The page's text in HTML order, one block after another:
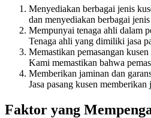
Menyediakan berbagai jenis
dan menyediakan berbagai
Mempunyai tenaga ahli dalam
Tenaga ahli yang dimiliki jasa
Memastikan pemasangan
Kami memastikan bahwa
Memberikan jaminan dan
Jasa pasang kusen
Faktor yang